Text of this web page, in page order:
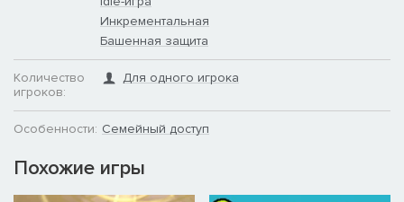
Инкрементальная
Башенная защита
Количество
игроков:
Для одного игрока
Особенности: Семейный доступ
Похожие игры